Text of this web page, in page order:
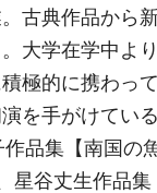
古典作品から
大学在学中よ
極的に携わっ
を手がけてい
品集【南国の
星谷丈生作品集